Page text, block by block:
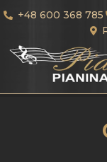
+48 600 368 785